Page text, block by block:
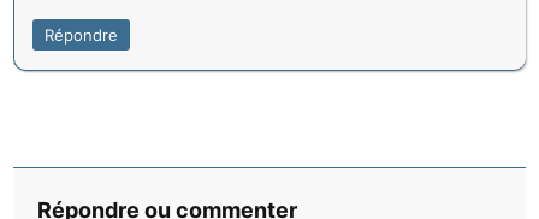
Répondre
Répondre ou commenter